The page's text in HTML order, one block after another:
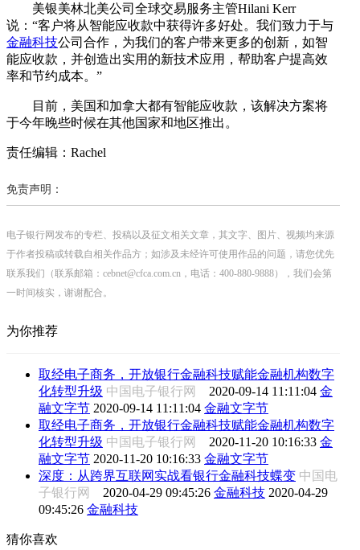
美银美林北美公司全球交易服务主管Hilani Kerr
说：“客户将从智能应收款中获得许多好处。我们致力于与
金融科技公司合作，为我们的客户带来更多的创新，如智
能应收款，并创造出实用的新技术应用，帮助客户提高效
率和节约成本。”
目前，美国和加拿大都有智能应收款，该解决方案将
于今年晚些时候在其他国家和地区推出。
责任编辑：Rachel
免责声明：
电子银行网发布的专栏、投稿以及征文相关文章，其文字、图片、视频均来源
于作者投稿或转载自相关作品方；如涉及未经许可使用作品的问题，请您优先
联系我们（联系邮箱：cebnet@cfca.com.cn，电话：400-880-9888），我们会第
一时间核实，谢谢配合。
为你推荐
取经电子商务，开放银行金融科技赋能金融机构数字
化转型升级 中国电子银行网 2020-09-14 11:11:04 金
融文字节 2020-09-14 11:11:04 金融文字节
取经电子商务，开放银行金融科技赋能金融机构数字
化转型升级 中国电子银行网 2020-11-20 10:16:33 金
融文字节 2020-11-20 10:16:33 金融文字节
深度：从跨界互联网实战看银行金融科技蝶变 中国电
子银行网 2020-04-29 09:45:26 金融科技 2020-04-29
09:45:26 金融科技
猜你喜欢